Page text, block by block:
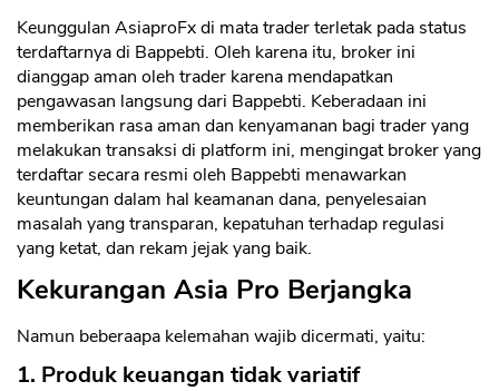
Keunggulan AsiaproFx di mata trader terletak pada status
terdaftarnya di Bappebti. Oleh karena itu, broker ini
dianggap aman oleh trader karena mendapatkan
pengawasan langsung dari Bappebti. Keberadaan ini
memberikan rasa aman dan kenyamanan bagi trader yang
melakukan transaksi di platform ini, mengingat broker yang
terdaftar secara resmi oleh Bappebti menawarkan
keuntungan dalam hal keamanan dana, penyelesaian
masalah yang transparan, kepatuhan terhadap regulasi
yang ketat, dan rekam jejak yang baik.
Kekurangan Asia Pro Berjangka
Namun beberaapa kelemahan wajib dicermati, yaitu:
1. Produk keuangan tidak variatif